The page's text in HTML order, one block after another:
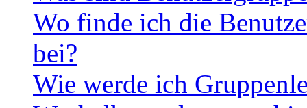
Wo finde ich die
bei?
Wie werde ich